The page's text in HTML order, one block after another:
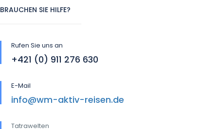
BRAUCHEN SIE HILFE?
Rufen Sie uns an
+421 (0) 911 276 630
E-Mail
info@wm-aktiv-reisen.de
Tatrawelten